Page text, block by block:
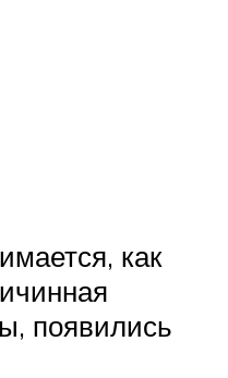
как
появились